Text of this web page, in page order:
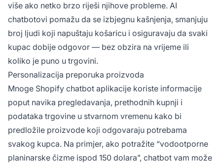
više ako netko brzo riješi njihove probleme. AI
chatbotovi pomažu da se izbjegnu kašnjenja, smanjuju
broj ljudi koji napuštaju košaricu i osiguravaju da svaki
kupac dobije odgovor — bez obzira na vrijeme ili
koliko je puno u trgovini.
Personalizacija preporuka proizvoda
Mnoge Shopify chatbot aplikacije koriste informacije
poput navika pregledavanja, prethodnih kupnji i
podataka trgovine u stvarnom vremenu kako bi
predložile proizvode koji odgovaraju potrebama
svakog kupca. Na primjer, ako potražite “vodootporne
planinarske čizme ispod 150 dolara”, chatbot vam može